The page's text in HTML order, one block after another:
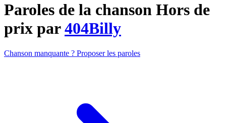
Paroles de la chanson Hors de
prix par404Billy
Chanson manquante ? Proposer les paroles